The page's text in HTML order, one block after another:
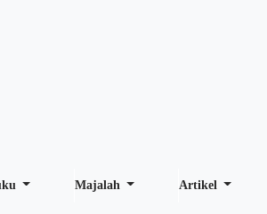
Majalah Artikel